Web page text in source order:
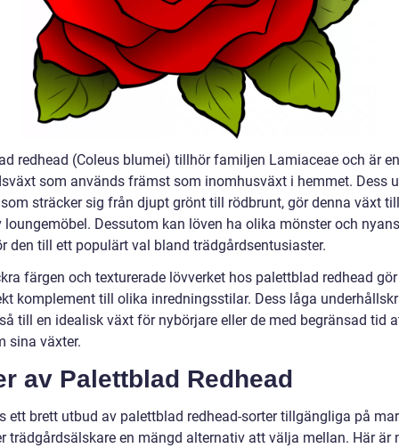
redhead (Coleus blumei) tillhör familjen Lamiaceae och är en
som används främst som inomhusväxt i hemmet. Dess
sträcker sig från djupt grönt till rödbrunt, gör denna växt
Dessutom kan löven ha olika mönster och
den till ett populärt val bland trädgårdsentusiaster.
färgen och texturerade lövverket hos palettblad redhead
komplement till olika inredningsstilar. Dess låga
till en idealisk växt för nybörjare eller de med begränsad tid
sina växter.
av Palettblad Redhead
ett brett utbud av palettblad redhead-sorter tillgängliga på
trädgårdsälskare en mängd alternativ att välja mellan. Här är